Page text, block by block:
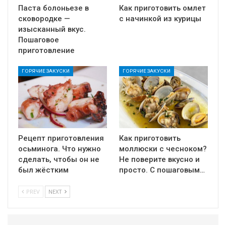
Паста болоньезе в
сковородке —
изысканный вкус.
Пошаговое
приготовление
Как приготовить омлет
с начинкой из курицы
ГОРЯЧИЕ ЗАКУСКИ
Рецепт приготовления
осьминога. Что нужно
сделать, чтобы он не
был жёстким
ГОРЯЧИЕ ЗАКУСКИ
Как приготовить
моллюски с чесноком?
Не поверите вкусно и
просто. С пошаговым…
PREV NEXT